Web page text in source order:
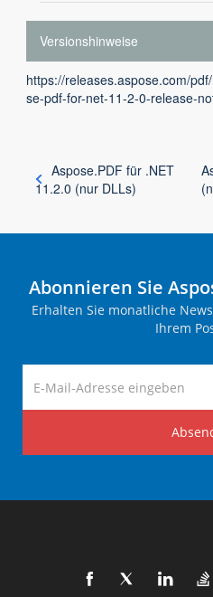
Versionshinweise
https://releases.aspose.com/
se-pdf-for-net-11-2-0-release-
Aspose.PDF für .NET
11.2.0 (nur DLLs)
Abonnieren Sie
Erhalten Sie monatliche
Ihrem